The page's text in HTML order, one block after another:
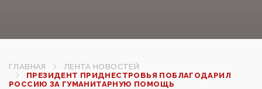
ГЛАВНАЯ
ЛЕНТА НОВОСТЕЙ
ПРЕЗИДЕНТ ПРИДНЕСТРОВЬЯ ПОБЛАГОДАРИЛ
РОССИЮ ЗА ГУМАНИТАРНУЮ ПОМОЩЬ